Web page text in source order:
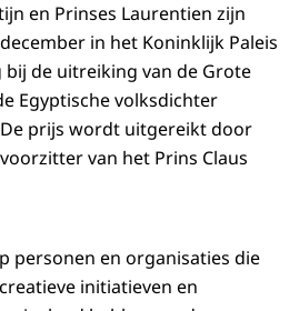
en Prinses Laurentien zijn
in het Koninklijk Paleis
de uitreiking van de Grote
Egyptische volksdichter
prijs wordt uitgereikt door
van het Prins Claus
personen en organisaties die
initiatieven en